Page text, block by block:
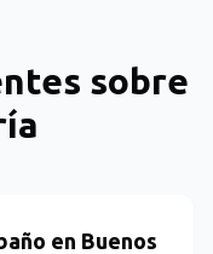
sobre
en Buenos